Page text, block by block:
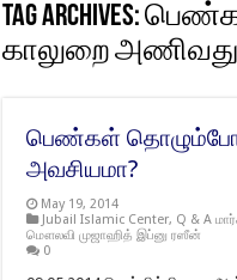
Tag Archives:
காலுறை
பெண்கள்
அவசியமா?
May 19, 2014
Jubail Islamic Center, Q & A
மௌலவி முஜாஹித் இப்னு ரஸீன்
0